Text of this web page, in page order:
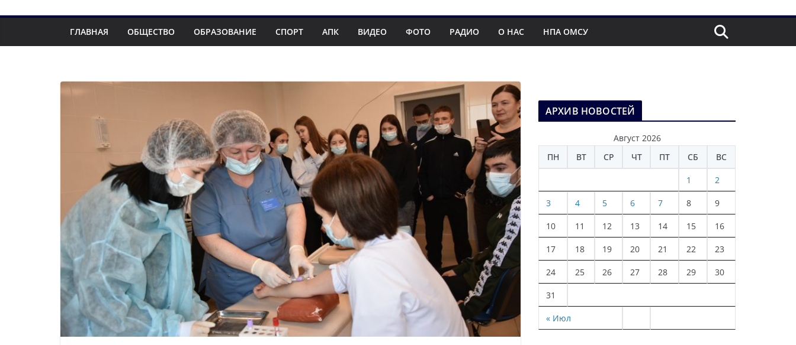
ГЛАВНАЯ ОБЩЕСТВО ОБРАЗОВАНИЕ СПОРТ АПК ВИДЕО ФОТО РАДИО О НАС НПА ОМСУ
АРХИВ НОВОСТЕЙ
Август 2026
ПН
ВТ СР ЧТ ПТ СБ ВС
« Июл
1 2
3 4 5 6 7 8 9
10 11 12 13 14 15 16
17 18 19 20 21 22 23
24 25 26 27 28 29 30
31